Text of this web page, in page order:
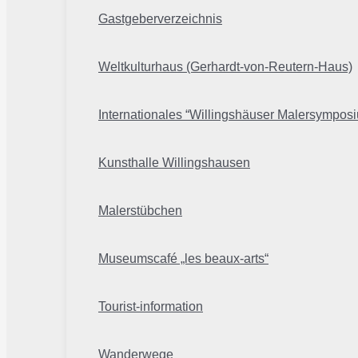
Gastgeberverzeichnis
Weltkulturhaus (Gerhardt-von-Reutern-Haus)
Internationales “Willingshäuser
Kunsthalle Willingshausen
Malerstübchen
Museumscafé „les beaux-arts“
Tourist-information
Wanderwege